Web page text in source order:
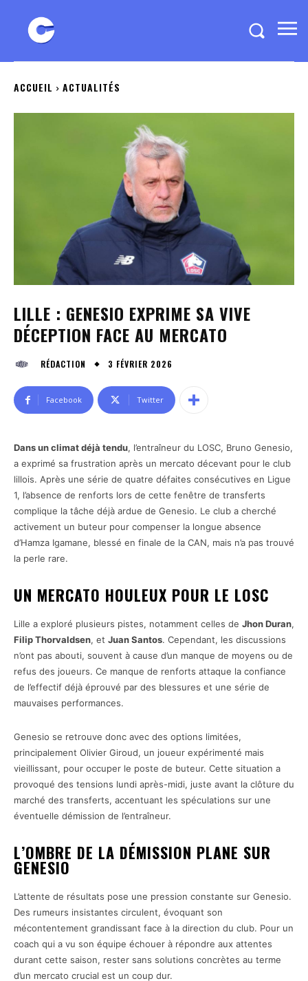
ACCUEIL ACTUALITÉS
LILLE : GENESIO EXPRIME SA VIVE
DÉCEPTION FACE AU MERCATO
RÉDACTION 3 FÉVRIER 2026
Facebook Twitter
Dans un climat déjà tendu, l’entraîneur du LOSC, Bruno Genesio,
a exprimé sa frustration après un mercato décevant pour le club
lillois. Après une série de quatre défaites consécutives en Ligue
1, l’absence de renforts lors de cette fenêtre de transferts
complique la tâche déjà ardue de Genesio. Le club a cherché
activement un buteur pour compenser la longue absence
d’Hamza Igamane, blessé en finale de la CAN, mais n’a pas trouvé
la perle rare.
UN MERCATO HOULEUX POUR LE LOSC
Lille a exploré plusieurs pistes, notamment celles de Jhon Duran,
Filip Thorvaldsen, et Juan Santos. Cependant, les discussions
n’ont pas abouti, souvent à cause d’un manque de moyens ou de
refus des joueurs. Ce manque de renforts attaque la confiance
de l’effectif déjà éprouvé par des blessures et une série de
mauvaises performances.
Genesio se retrouve donc avec des options limitées,
principalement Olivier Giroud, un joueur expérimenté mais
vieillissant, pour occuper le poste de buteur. Cette situation a
provoqué des tensions lundi après-midi, juste avant la clôture du
marché des transferts, accentuant les spéculations sur une
éventuelle démission de l’entraîneur.
L’OMBRE DE LA DÉMISSION PLANE SUR
GENESIO
L’attente de résultats pose une pression constante sur Genesio.
Des rumeurs insistantes circulent, évoquant son
mécontentement grandissant face à la direction du club. Pour un
coach qui a vu son équipe échouer à répondre aux attentes
durant cette saison, rester sans solutions concrètes au terme
d’un mercato crucial est un coup dur.